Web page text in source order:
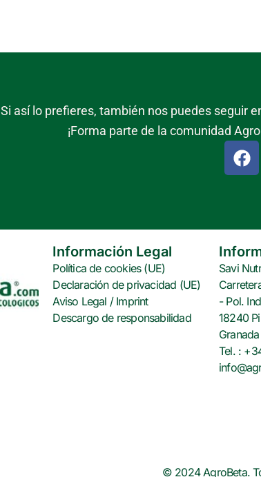
Si así lo prefieres, también nos puedes seguir
¡Forma parte de la comunidad
F
a
o
o
k
Información Legal
Política de cookies (UE)
Declaración de privacidad (UE)
Aviso Legal / Imprint
Descargo de responsabilidad
Savi
- Pol.
18240
Granada
Tel. :
© 2024 AgroBeta.